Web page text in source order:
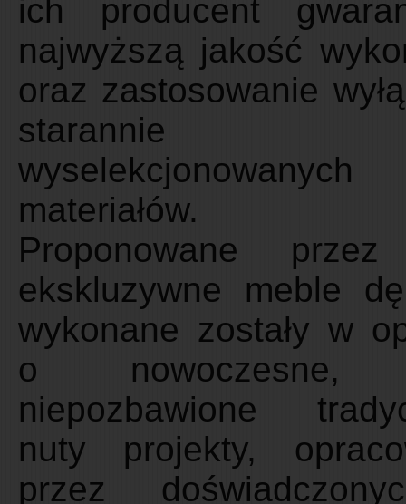
ich producent
najwyższą jakość
oraz zastosowanie
starannie
wyselekcjonowanych
materiałów.
Proponowane
ekskluzywne meble
wykonane zostały w
o nowoczesne,
niepozbawione
nuty projekty,
przez